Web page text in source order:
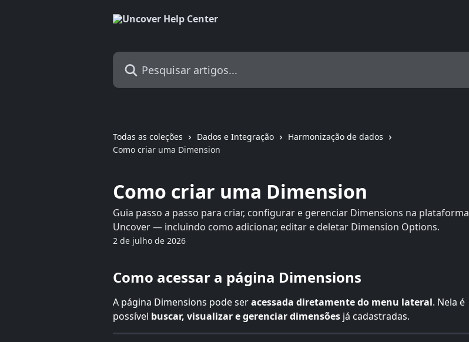
Pesquisar artigos...
Todas as coleções Dados e Integração
Harmonização de dados
Como criar uma Dimension
Como criar uma Dimension
Guia passo a passo para criar, configurar e gerenciar Dimensions na plataforma
Uncover — incluindo como adicionar, editar e deletar Dimension Options.
2 de julho de 2026
Como acessar a página Dimensions
A página Dimensions pode ser acessada diretamente do menu lateral. Nela é
possível buscar, visualizar e gerenciar dimensões já cadastradas.